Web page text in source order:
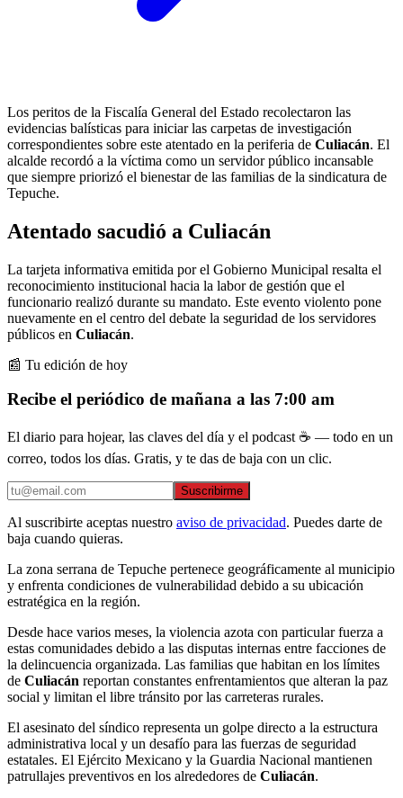
Los peritos de la Fiscalía General del Estado recolectaron las
evidencias balísticas para iniciar las carpetas de investigación
correspondientes sobre este atentado en la periferia de Culiacán. El
alcalde recordó a la víctima como un servidor público incansable
que siempre priorizó el bienestar de las familias de la sindicatura de
Tepuche.
Atentado sacudió a Culiacán
La tarjeta informativa emitida por el Gobierno Municipal resalta el
reconocimiento institucional hacia la labor de gestión que el
funcionario realizó durante su mandato. Este evento violento pone
nuevamente en el centro del debate la seguridad de los servidores
públicos en Culiacán.
📰 Tu edición de hoy
Recibe el periódico de mañana a las 7:00 am
El diario para hojear, las claves del día y el podcast ☕ — todo en un
correo, todos los días. Gratis, y te das de baja con un clic.
Suscribirme
Al suscribirte aceptas nuestro aviso de privacidad. Puedes darte de
baja cuando quieras.
La zona serrana de Tepuche pertenece geográficamente al municipio
y enfrenta condiciones de vulnerabilidad debido a su ubicación
estratégica en la región.
Desde hace varios meses, la violencia azota con particular fuerza a
estas comunidades debido a las disputas internas entre facciones de
la delincuencia organizada. Las familias que habitan en los límites
de Culiacán reportan constantes enfrentamientos que alteran la paz
social y limitan el libre tránsito por las carreteras rurales.
El asesinato del síndico representa un golpe directo a la estructura
administrativa local y un desafío para las fuerzas de seguridad
estatales. El Ejército Mexicano y la Guardia Nacional mantienen
patrullajes preventivos en los alrededores de Culiacán.